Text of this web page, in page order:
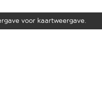
voor kaartweergave.